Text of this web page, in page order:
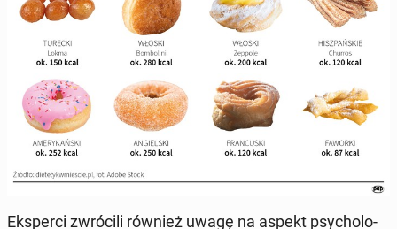
Eks­per­ci zwró­ci­li również uwagę na aspekt psy­cho­lo­